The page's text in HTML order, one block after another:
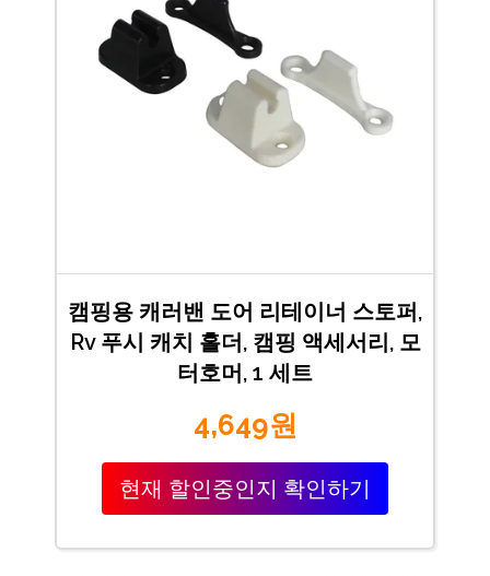
캠핑용 캐러밴 도어 리테이너 스토퍼,
Rv 푸시 캐치 홀더, 캠핑 액세서리, 모
터호머, 1 세트
4,649원
현재 할인중인지 확인하기